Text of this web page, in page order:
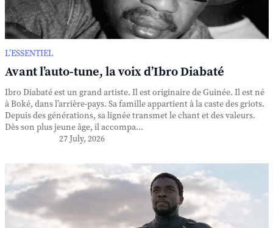
L’ESSENTIEL
Avant l’auto-tune, la voix d’Ibro Diabaté
Ibro Diabaté est un grand artiste. Il est originaire de Guinée. Il est né
à Boké, dans l’arrière-pays. Sa famille appartient à la caste des griots.
Depuis des générations, sa lignée transmet le chant et des valeurs.
Dès son plus jeune âge, il accompa...
27 July, 2026